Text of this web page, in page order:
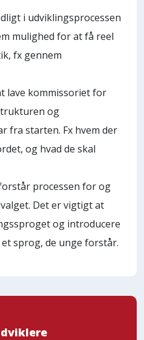
i udviklingsprocessen
mulighed for at få reel
fx gennem
lave kommissoriet for
og
fra starten. Fx hvem der
og hvad de skal
processen for og
Det er vigtigt at
og introducere
sprog, de unge forstår.